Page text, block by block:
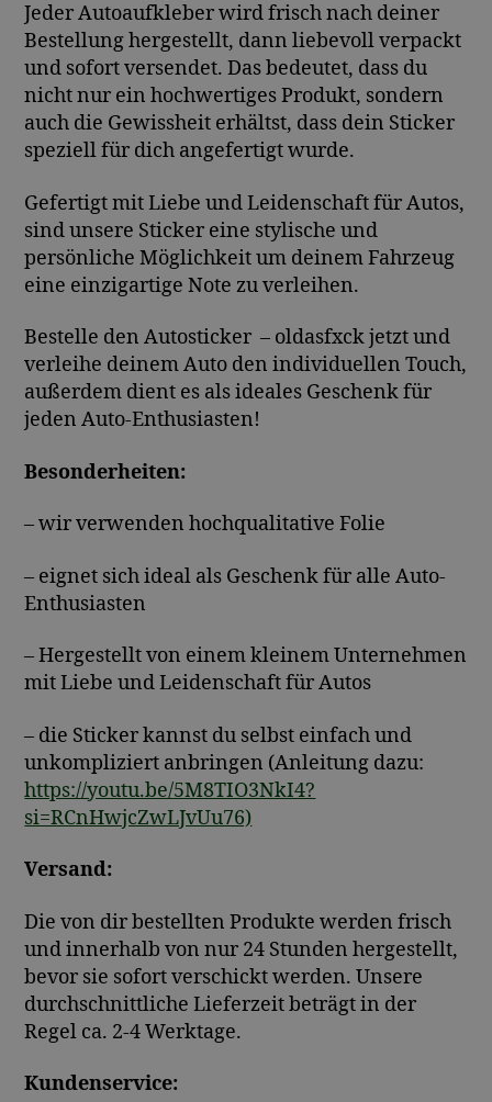
Jeder Autoaufkleber wird frisch nach deiner
Bestellung hergestellt, dann liebevoll verpackt
und sofort versendet. Das bedeutet, dass du
nicht nur ein hochwertiges Produkt, sondern
auch die Gewissheit erhältst, dass dein Sticker
speziell für dich angefertigt wurde.
Gefertigt mit Liebe und Leidenschaft für Autos,
sind unsere Sticker eine stylische und
persönliche Möglichkeit um deinem Fahrzeug
eine einzigartige Note zu verleihen.
Bestelle den Autosticker – oldasfxck jetzt und
verleihe deinem Auto den individuellen Touch,
außerdem dient es als ideales Geschenk für
jeden Auto-Enthusiasten!
Besonderheiten:
– wir verwenden hochqualitative Folie
– eignet sich ideal als Geschenk für alle Auto-
Enthusiasten
– Hergestellt von einem kleinem Unternehmen
mit Liebe und Leidenschaft für Autos
– die Sticker kannst du selbst einfach und
unkompliziert anbringen (Anleitung dazu:
https://youtu.be/5M8TIO3NkI4?
si=RCnHwjcZwLJvUu76)
Versand:
Die von dir bestellten Produkte werden frisch
und innerhalb von nur 24 Stunden hergestellt,
bevor sie sofort verschickt werden. Unsere
durchschnittliche Lieferzeit beträgt in der
Regel ca. 2-4 Werktage.
Kundenservice: